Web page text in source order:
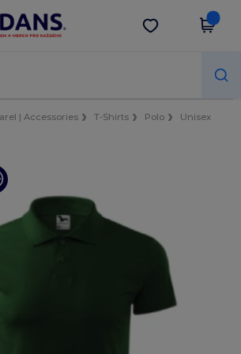
Wordans
aplikaci!
Stáhnout app
| Accessories T-Shirts Polo
Unisex